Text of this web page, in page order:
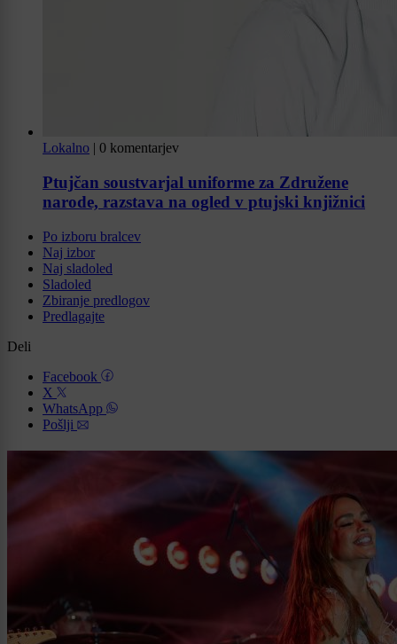
Lokalno | 0 komentarjev
Ptujčan soustvarjal uniforme za Združene
narode, razstava na ogled v ptujski knjižnici
Po izboru bralcev
Naj izbor
Naj sladoled
Sladoled
Zbiranje predlogov
Predlagajte
Deli
Facebook
X
WhatsApp
Pošlji